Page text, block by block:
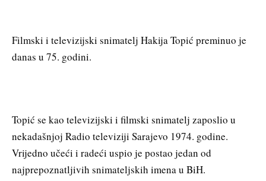
Filmski i televizijski snimatelj Hakija Topić preminuo je
danas u 75. godini.
Topić se kao televizijski i filmski snimatelj zaposlio u
nekadašnjoj Radio televiziji Sarajevo 1974. godine.
Vrijedno učeći i radeći uspio je postao jedan od
najprepoznatljivih snimateljskih imena u BiH.